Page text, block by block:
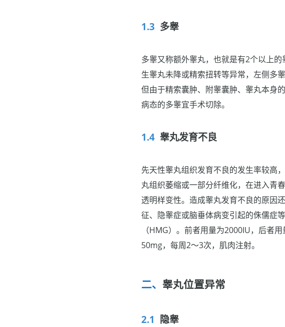
多睾
多睾又称额外睾丸，也就是有2个以上
生睾丸未降或精索扭转等异常，左侧多
但由于精索囊肿、附睾囊肿、睾丸本身
病态的多睾宜手术切除。
睾丸发育不良
先天性睾丸组织发育不良的发生率较高
丸组织萎缩或一部分纤维化，在进入青
透明样变性。造成睾丸发育不良的原因
征、隐睾症或脑垂体病变引起的侏儒症
（HMG）。前者用量为2000IU，后者
50mg，每周2～3次，肌肉注射。
睾丸位置异常
隐睾